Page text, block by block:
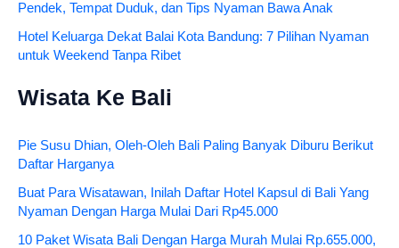
Pendek, Tempat Duduk, dan Tips Nyaman Bawa Anak
Hotel Keluarga Dekat Balai Kota Bandung: 7 Pilihan Nyaman
untuk Weekend Tanpa Ribet
Wisata Ke Bali
Pie Susu Dhian, Oleh-Oleh Bali Paling Banyak Diburu Berikut
Daftar Harganya
Buat Para Wisatawan, Inilah Daftar Hotel Kapsul di Bali Yang
Nyaman Dengan Harga Mulai Dari Rp45.000
10 Paket Wisata Bali Dengan Harga Murah Mulai Rp.655.000,